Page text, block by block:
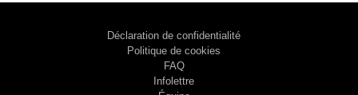
Déclaration de confidentialité
Politique de cookies
FAQ
Infolettre